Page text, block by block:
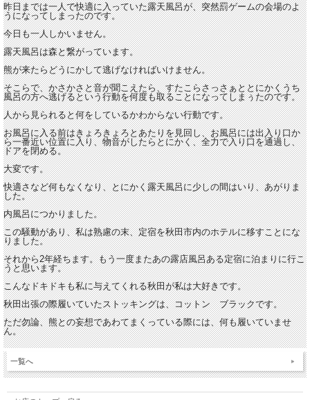
昨日までは一人で快適に入っていた露天風呂が、突然罰ゲームの会場のよ
うになってしまったのです。
今日も一人しかいません。
露天風呂は森と繋がっています。
熊が来たらどうにかして逃げなければいけません。
そこらで、かさかさと音が聞こえたら、すたこらさっさぁととにかくうち
風呂の方へ逃げるという行動を何度も取ることになってしまぅたのです。
人から見られると何をしているかわからない行動です。
お風呂に入る前はきょろきょろとあたりを見回し、お風呂には出入り口か
ら一番近い位置に入り、物音がしたらとにかく、全力で入り口を通過し、
ドアを閉める。
大変です。
快適さなど何もなくなり、とにかく露天風呂に少しの間はいり、あがりま
した。
内風呂につかりました。
この騒動があり、私は熟慮の末、定宿を秋田市内のホテルに移すことにな
りました。
それから2年経ちます。もう一度またあの露店風呂ある定宿に泊まりに行こ
うと思います。
こんなドキドキも私に与えてくれる秋田が私は大好きです。
秋田出張の際履いていたストッキングは、コットン ブラックです。
ただ勿論、熊との妄想であわてまくっている際には、何も履いていませ
ん。
一覧へ